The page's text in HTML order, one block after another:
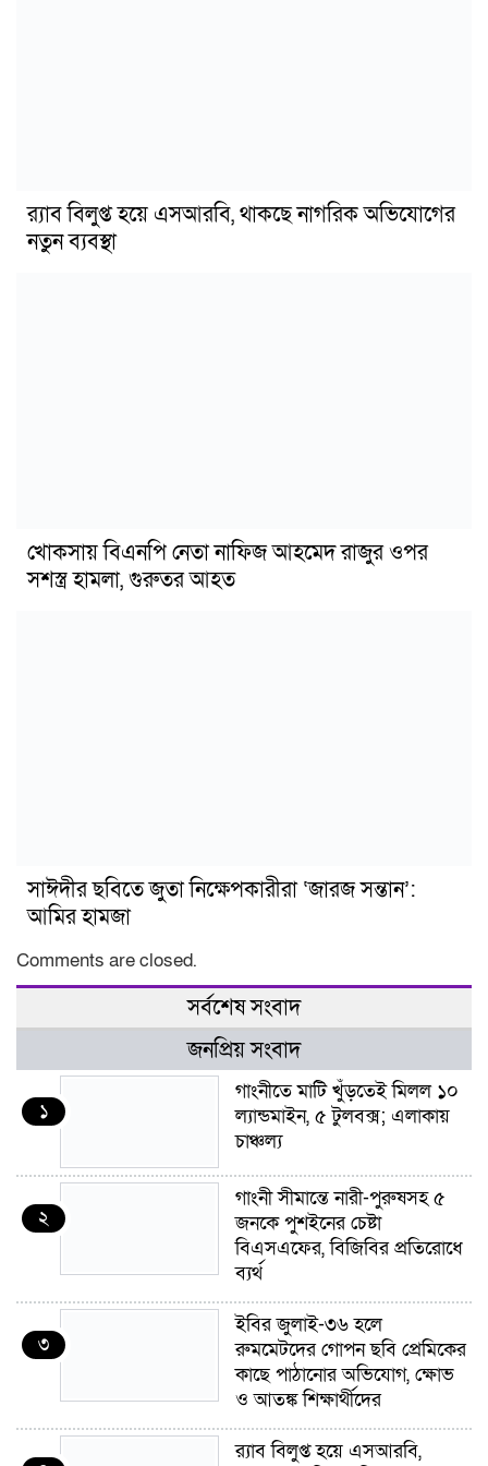
র‍্যাব বিলুপ্ত হয়ে এসআরবি, থাকছে নাগরিক অভিযোগের
নতুন ব্যবস্থা
খোকসায় বিএনপি নেতা নাফিজ আহমেদ রাজুর ওপর
সশস্ত্র হামলা, গুরুতর আহত
সাঈদীর ছবিতে জুতা নিক্ষেপকারীরা ‘জারজ সন্তান’:
আমির হামজা
Comments are closed.
সর্বশেষ সংবাদ
জনপ্রিয় সংবাদ
১
গাংনীতে মাটি খুঁড়তেই মিলল ১০
ল্যান্ডমাইন, ৫ টুলবক্স; এলাকায়
চাঞ্চল্য
২
গাংনী সীমান্তে নারী-পুরুষসহ ৫
জনকে পুশইনের চেষ্টা
বিএসএফের, বিজিবির প্রতিরোধে
ব্যর্থ
৩
ইবির জুলাই-৩৬ হলে
রুমমেটদের গোপন ছবি প্রেমিকের
কাছে পাঠানোর অভিযোগ, ক্ষোভ
ও আতঙ্ক শিক্ষার্থীদের
র‍্যাব বিলুপ্ত হয়ে এসআরবি,